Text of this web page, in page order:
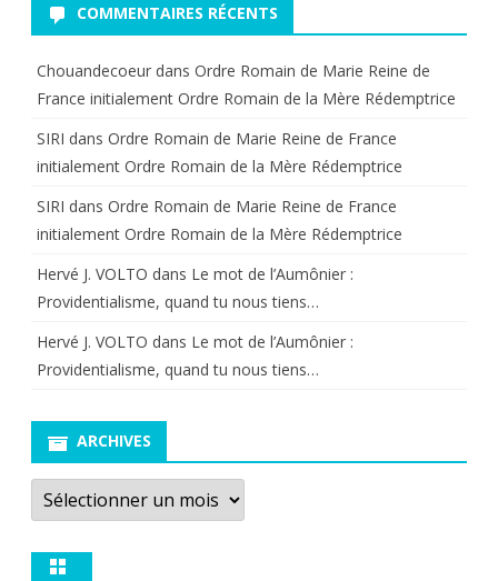
COMMENTAIRES RÉCENTS
Chouandecoeur dans Ordre Romain de Marie Reine de
France initialement Ordre Romain de la Mère Rédemptrice
SIRI dans Ordre Romain de Marie Reine de France
initialement Ordre Romain de la Mère Rédemptrice
SIRI dans Ordre Romain de Marie Reine de France
initialement Ordre Romain de la Mère Rédemptrice
Hervé J. VOLTO dans Le mot de l’Aumônier :
Providentialisme, quand tu nous tiens…
Hervé J. VOLTO dans Le mot de l’Aumônier :
Providentialisme, quand tu nous tiens…
ARCHIVES
Archives